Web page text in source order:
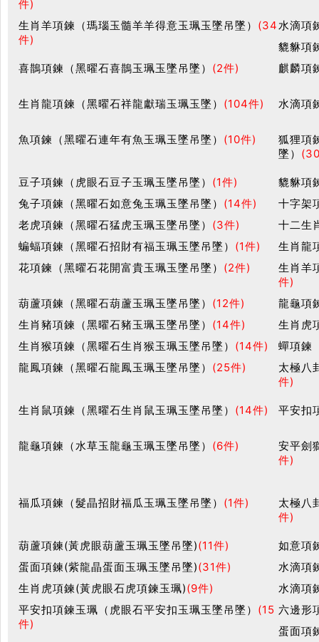
件)
生肖羊項鍊（瑪瑙玉髓羊羊得意玉珮玉墜吊墜） (34
件)
水滴項
貔貅項
喜鵲項鍊（黑曜石喜鵲玉珮玉墜吊墜） (2件) 麒麟項
生肖龍項鍊（黑曜石祥龍獻瑞玉珮玉墜） (104件) 水滴項
魚項鍊（黑曜石連年有魚玉珮玉墜吊墜） (10件)
狐狸項
墜）
豆子項鍊（虎眼石豆子玉珮玉墜吊墜） (1件)
貔貅項
兔子項鍊（黑曜石如意兔玉珮玉墜吊墜） (14件)
十字架
老虎項鍊（黑曜石猛虎玉珮玉墜吊墜） (3件)
十二生
蝙蝠項鍊（黑曜石招財有福玉珮玉墜吊墜） (1件)
生肖龍
花項鍊（黑曜石花開富貴玉珮玉墜吊墜） (2件)
生肖羊
件)
葫蘆項鍊（黑曜石葫蘆玉珮玉墜吊墜） (12件)
龍龜項
生肖豬項鍊（黑曜石豬玉珮玉墜吊墜） (14件)
生肖虎
生肖猴項鍊（黑曜石生肖猴玉珮玉墜吊墜） (14件)
蟬項鍊
龍鳳項鍊（黑曜石龍鳳玉珮玉墜吊墜） (25件)
太極八
件)
生肖鼠項鍊（黑曜石生肖鼠玉珮玉墜吊墜） (14件) 平安扣
龍龜項鍊（水草玉龍龜玉珮玉墜吊墜） (6件)
安平劍
件)
福瓜項鍊（髮晶招財福瓜玉珮玉墜吊墜） (1件)
太極八
件)
葫蘆項鍊(黃虎眼葫蘆玉珮玉墜吊墜)(11件)
如意項
蛋面項鍊(紫龍晶蛋面玉珮玉墜吊墜)(31件)
水滴項
生肖虎項鍊(黃虎眼石虎項鍊玉珮)(9件)
水滴項
平安扣項鍊玉珮（虎眼石平安扣玉珮玉墜吊墜） (15
件)
六邊形
蛋面項